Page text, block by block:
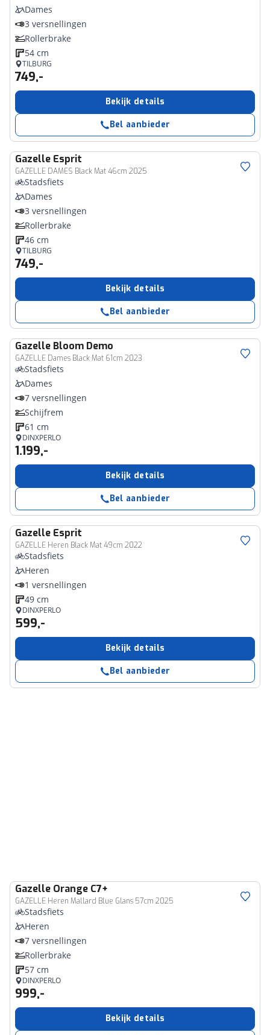
Dames
3 versnellingen
Rollerbrake
54 cm
TILBURG
749,-
Bekijk details
Bel aanbieder
Gazelle Esprit
GAZELLE DAMES Black Mat 46cm 2025
Stadsfiets
Dames
3 versnellingen
Rollerbrake
46 cm
TILBURG
749,-
Bekijk details
Bel aanbieder
Gazelle Bloom Demo
GAZELLE Dames Black Mat 61cm 2023
Stadsfiets
Dames
7 versnellingen
Schijfrem
61 cm
DINXPERLO
1.199,-
Bekijk details
Bel aanbieder
Gazelle Esprit
GAZELLE Heren Black Mat 49cm 2022
Stadsfiets
Heren
1 versnellingen
49 cm
DINXPERLO
599,-
Bekijk details
Bel aanbieder
Gazelle Orange C7+
GAZELLE Heren Mallard Blue Glans 57cm 2025
Stadsfiets
Heren
7 versnellingen
Rollerbrake
57 cm
DINXPERLO
999,-
Bekijk details